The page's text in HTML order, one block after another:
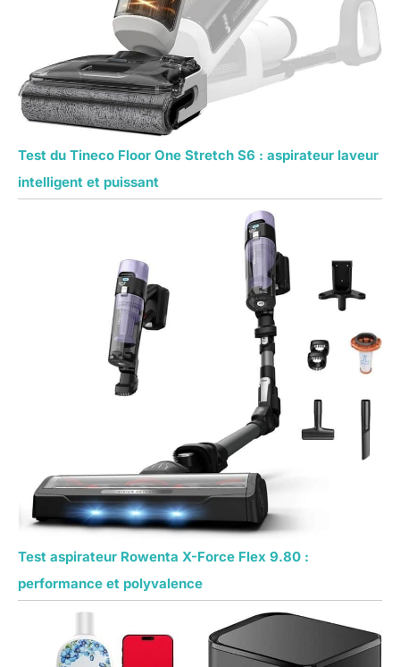
Test du Tineco Floor One Stretch S6 : aspirateur laveur
intelligent et puissant
Test aspirateur Rowenta X-Force Flex 9.80 :
performance et polyvalence